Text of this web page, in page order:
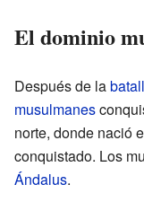
El dominio
Después de la
musulmanes
norte, donde nació
conquistado. Los
Ándalus.